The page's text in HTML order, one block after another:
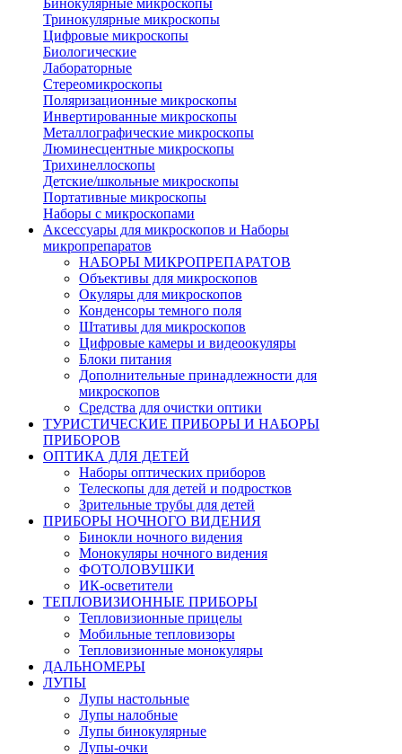
Бинокулярные микроскопы
Тринокулярные микроскопы
Цифровые микроскопы
Биологические
Лабораторные
Стереомикроскопы
Поляризационные микроскопы
Инвертированные микроскопы
Металлографические микроскопы
Люминесцентные микроскопы
Трихинеллоскопы
Детские/школьные микроскопы
Портативные микроскопы
Наборы с микроскопами
Аксессуары для микроскопов и Наборы
микропрепаратов
НАБОРЫ МИКРОПРЕПАРАТОВ
Объективы для микроскопов
Окуляры для микроскопов
Конденсоры темного поля
Штативы для микроскопов
Цифровые камеры и видеоокуляры
Блоки питания
Дополнительные принадлежности для
микроскопов
Средства для очистки оптики
ТУРИСТИЧЕСКИЕ ПРИБОРЫ И НАБОРЫ
ПРИБОРОВ
ОПТИКА ДЛЯ ДЕТЕЙ
Наборы оптических приборов
Телескопы для детей и подростков
Зрительные трубы для детей
ПРИБОРЫ НОЧНОГО ВИДЕНИЯ
Бинокли ночного видения
Монокуляры ночного видения
ФОТОЛОВУШКИ
ИК-осветители
ТЕПЛОВИЗИОННЫЕ ПРИБОРЫ
Тепловизионные прицелы
Мобильные тепловизоры
Тепловизионные монокуляры
ДАЛЬНОМЕРЫ
ЛУПЫ
Лупы настольные
Лупы налобные
Лупы бинокулярные
Лупы-очки